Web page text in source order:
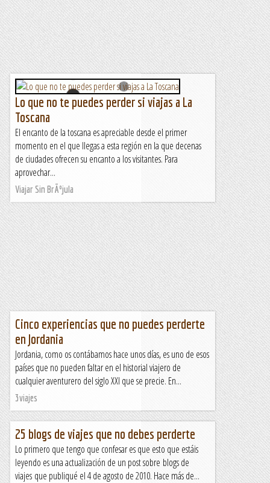
Lo que no te puedes perder si viajas a La
Toscana
El encanto de la toscana es apreciable desde el primer
momento en el que llegas a esta región en la que decenas
de ciudades ofrecen su encanto a los visitantes. Para
aprovechar...
Viajar Sin BrÃºjula
Cinco experiencias que no puedes perderte
en Jordania
Jordania, como os contábamos hace unos días, es uno de esos
países que no pueden faltar en el historial viajero de
cualquier aventurero del siglo XXI que se precie. En...
3viajes
25 blogs de viajes que no debes perderte
Lo primero que tengo que confesar es que esto que estáis
leyendo es una actualización de un post sobre blogs de
viajes que publiqué el 4 de agosto de 2010. Hace más de...